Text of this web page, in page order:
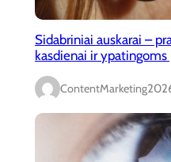
Sidabriniai auskarai –
kasdienai ir ypatingoms
ContentMarketing